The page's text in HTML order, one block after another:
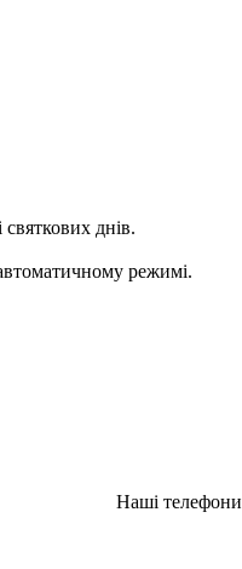
днів.
режимі.
Наші телефони